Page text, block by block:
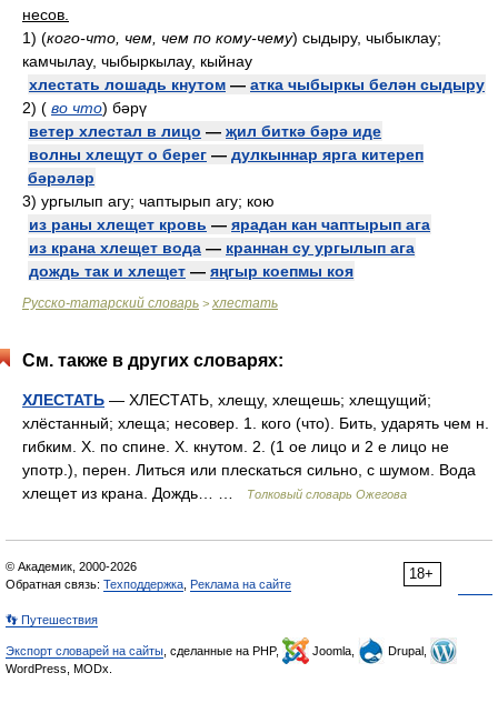
несов.
1) (кого-что, чем, чем по кому-чему) сыдыру, чыбыклау;
камчылау, чыбыркылау, кыйнау
хлестать лошадь кнутом — атка чыбыркы белән сыдыру
2) ( во что) бәрү
ветер хлестал в лицо — җил биткә бәрә иде
волны хлещут о берег — дулкыннар ярга китереп
бәрәләр
3) ургылып агу; чаптырып агу; кою
из раны хлещет кровь — ярадан кан чаптырып ага
из крана хлещет вода — краннан су ургылып ага
дождь так и хлещет — яңгыр коепмы коя
Русско-татарский словарь > хлестать
См. также в других словарях:
ХЛЕСТАТЬ — ХЛЕСТАТЬ, хлещу, хлещешь; хлещущий;
хлёстанный; хлеща; несовер. 1. кого (что). Бить, ударять чем н.
гибким. Х. по спине. Х. кнутом. 2. (1 ое лицо и 2 е лицо не
употр.), перен. Литься или плескаться сильно, с шумом. Вода
хлещет из крана. Дождь… …
Толковый словарь Ожегова
18+
© Академик, 2000-2026
Обратная связь: Техподдержка Реклама на сайте
👣 Путешествия
Экспорт словарей на сайты , сделанные на PHP, Joomla,
Drupal,
WordPress, MODx.